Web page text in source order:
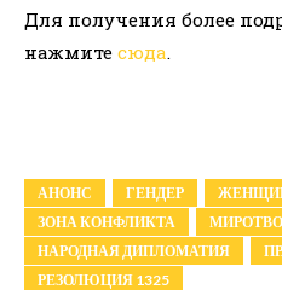
Для получения более
нажмите сюда.
АНОНС ГЕНДЕР
ЗОНА КОНФЛИКТА
НАРОДНАЯ ДИПЛОМАТИЯ
РЕЗОЛЮЦИЯ 1325